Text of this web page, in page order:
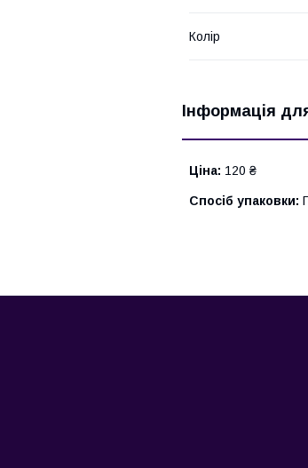
Колір
Інформація
Ціна: 120 ₴
Спосіб упаковки: